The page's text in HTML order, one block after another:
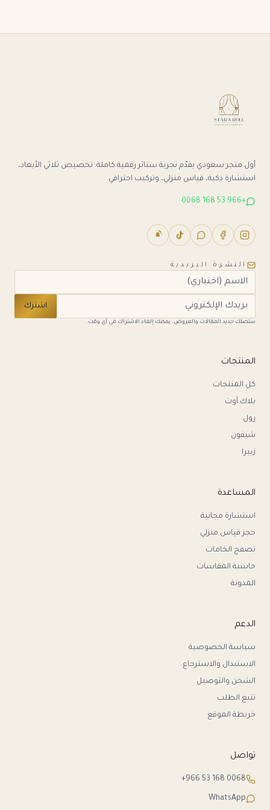
أول متجر سعودي يقدّم تجربة ستائر رقمية كاملة: تخصيص ثلاثي الأبعاد،
استشارة ذكية، قياس منزلي، وتركيب احترافي.
+966 53 168 0068
النشرة البريدية
اشترك
ستصلك جديد المقالات والعروض. يمكنك إلغاء الاشتراك في أي وقت.
المنتجات
كل المنتجات
بلاك آوت
رول
شيفون
زيبرا
المساعدة
استشارة مجانية
حجز قياس منزلي
تصفح الخامات
حاسبة المقاسات
المدونة
الدعم
سياسة الخصوصية
الاستبدال والاسترجاع
الشحن والتوصيل
تتبع الطلب
خريطة الموقع
تواصل
+966 53 168 0068
WhatsApp